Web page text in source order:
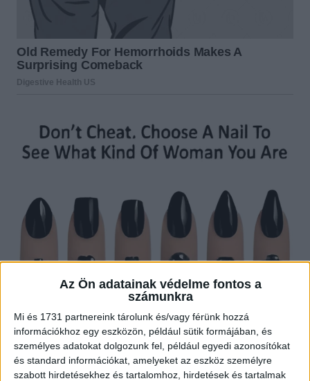
Az Ön adatainak védelme fontos a
számunkra
Mi és 1731 partnereink tárolunk és/vagy férünk hozzá
információkhoz egy eszközön, például sütik formájában, és
személyes adatokat dolgozunk fel, például egyedi azonosítókat
és standard információkat, amelyeket az eszköz személyre
szabott hirdetésekhez és tartalomhoz, hirdetések és tartalmak